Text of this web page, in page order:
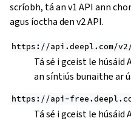
scríobh, tá an v1 API ann
agus íoctha den v2 API.
https://api.deepl.com/
Tá sé i gceist le húsáid
an síntiús bunaithe ar
https://api-
Tá sé i gceist le húsáid